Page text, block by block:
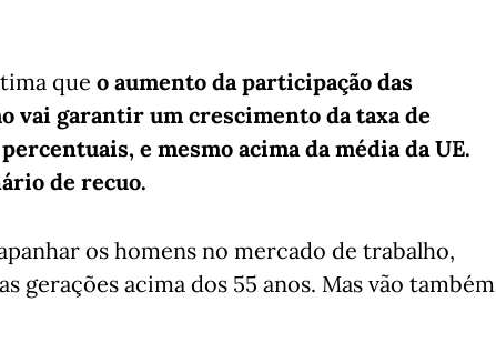
que o aumento da participação das
vai garantir um crescimento da taxa de
e mesmo acima da média da UE.
de recuo.
os homens no mercado de trabalho,
gerações acima dos 55 anos. Mas vão também